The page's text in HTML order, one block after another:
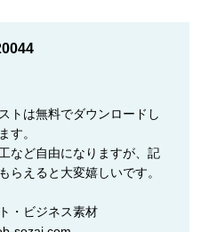
トは無料でダウンロードし
す。
など自由になりますが、記
らえると大変嬉しいです。
・ビジネス素材